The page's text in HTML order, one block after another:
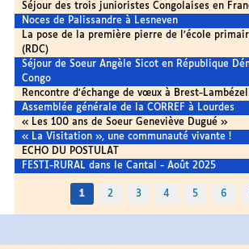
Séjour des trois junioristes Congolaises en
Noces de Palissandre à Lesneven
La pose de la première pierre de l’école
(RDC)
Séjour de Soeur Angèle Sicot en République
Congo
Rencontre d’échange de vœux à Brest-
Assemblée générale de la CORREF à Lourdes
« Les 100 ans de Soeur Geneviève Dugué »
« La Visitation », une communauté vivante !
ECHO DU POSTULAT
FESTI-RURAL dans le Cantal - Août 2025
1 2 3 4 5 6